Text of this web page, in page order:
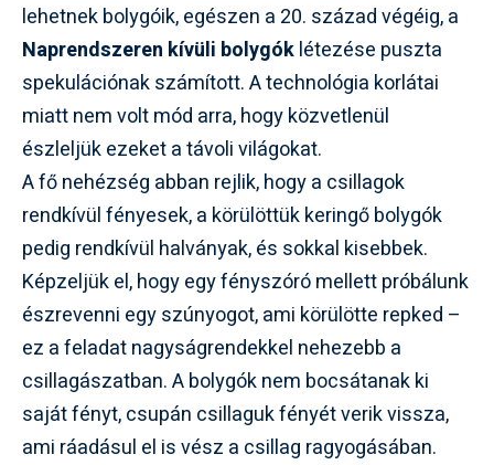
lehetnek bolygóik, egészen a 20. század végéig, a
Naprendszeren kívüli bolygóklétezése puszta
spekulációnak számított. A technológia korlátai
miatt nem volt mód arra, hogy közvetlenül
észleljük ezeket a távoli világokat.
A fő nehézség abban rejlik, hogy a csillagok
rendkívül fényesek, a körülöttük keringő bolygók
pedig rendkívül halványak, és sokkal kisebbek.
Képzeljük el, hogy egy fényszóró mellett próbálunk
észrevenni egy szúnyogot, ami körülötte repked –
ez a feladat nagyságrendekkel nehezebb a
csillagászatban. A bolygók nem bocsátanak ki
saját fényt, csupán csillaguk fényét verik vissza,
ami ráadásul el is vész a csillag ragyogásában.